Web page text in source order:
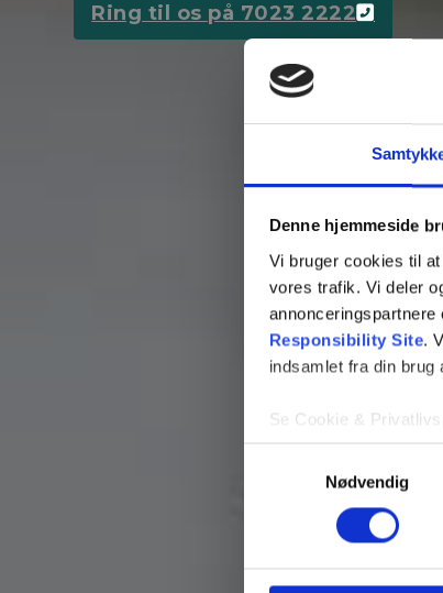
Denne hjemmeside
Vi bruger cookies til
vores trafik. Vi deler
Responsibility Site.
indsamlet fra din brug
Se Cookie &
Nødvendig
Ring til os på 7023 2222